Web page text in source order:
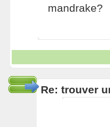
mandrake?
Re: trouver